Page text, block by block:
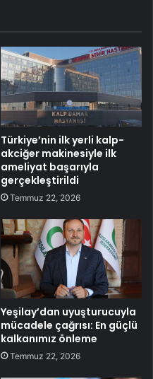
Türkiye’nin ilk yerli kalp-
akciğer makinesiyle ilk
ameliyat başarıyla
gerçekleştirildi
Temmuz 22, 2026
Yeşilay’dan uyuşturucuyla
mücadele çağrısı: En güçlü
kalkanımız önleme
Temmuz 22, 2026